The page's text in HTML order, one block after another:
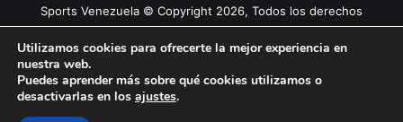
Sports Venezuela © Copyright 2026, Todos los derechos
reservados |
Tema gestionado por Caissa Agency
Facebook
X YouTubeInstagram
Utilizamos cookies para ofrecerte la mejor experiencia en
nuestra web.
Puedes aprender más sobre qué cookies utilizamos o
desactivarlas en los ajustes.